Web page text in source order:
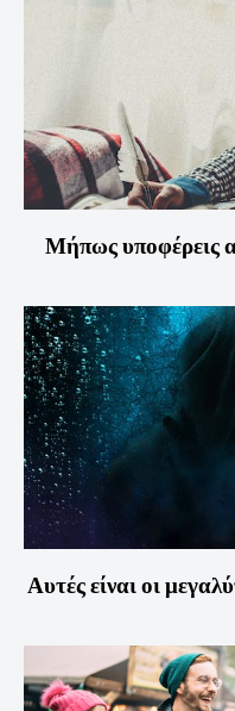
Μήπως υποφέρεις
Αυτές είναι οι